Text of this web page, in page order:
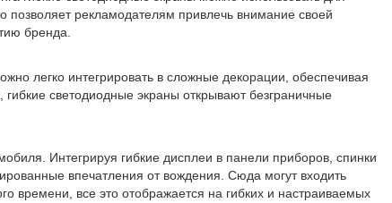
позволяет рекламодателям привлечь внимание своей
бренда.
легко интегрировать в сложные декорации, обеспечивая
светодиодные экраны открывают безграничные
Интегрируя гибкие дисплеи в панели приборов, спинки
впечатления от вождения. Сюда могут входить
времени, все это отображается на гибких и настраиваемых